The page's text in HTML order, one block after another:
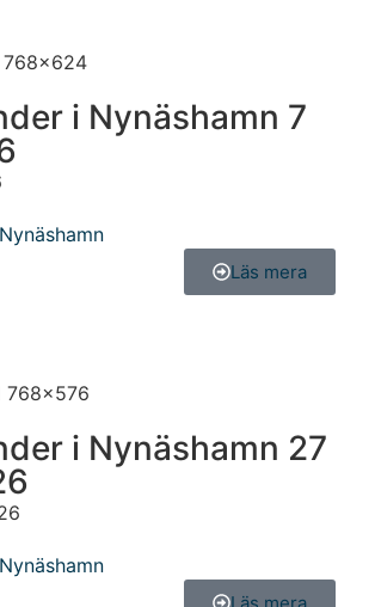
i Nynäshamn 7
Läs mera
i Nynäshamn 27